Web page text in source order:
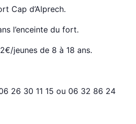
Cap d’Alprech.
l’enceinte du fort.
jeunes de 8 à 18 ans.
26 30 11 15 ou 06 32 86 24